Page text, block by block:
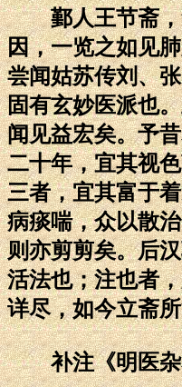
鄞人王节斋，集
因，一览之如见
尝闻姑苏传刘、
固有玄妙医派也
闻见益宏矣。予
二十年，宜其视
三者，宜其富于
病痰喘，众以散
则亦剪剪矣。后
活法也；注也者
详尽，如今立斋
补注《明医杂